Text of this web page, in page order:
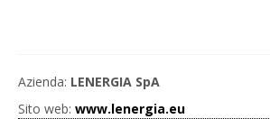
Azienda: LENERGIA SpA
Sito web: www.lenergia.eu